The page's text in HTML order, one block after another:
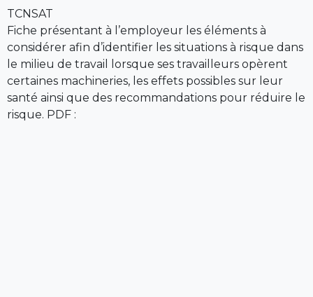
TCNSAT
Fiche présentant à l’employeur les éléments à
considérer afin d’identifier les situations à risque dans
le milieu de travail lorsque ses travailleurs opèrent
certaines machineries, les effets possibles sur leur
santé ainsi que des recommandations pour réduire le
risque. PDF :